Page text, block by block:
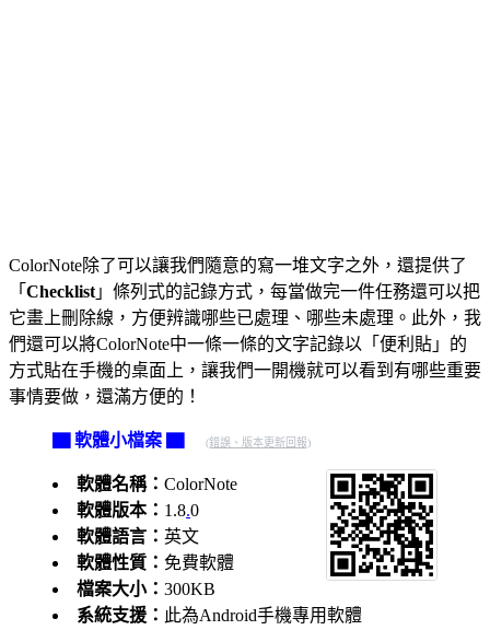
ColorNote除了可以讓我們隨意的寫一堆文字之外，還提供了
「 Checklist 」條列式的記錄方式，每當做完一件任務還可以把
它畫上刪除線，方便辨識哪些已處理、哪些未處理。此外，我
們還可以將ColorNote中一條一條的文字記錄以「便利貼」的
方式貼在手機的桌面上，讓我們一開機就可以看到有哪些重要
事情要做，還滿方便的！
▇ 軟體小檔案 ▇ (錯誤、版本更新回報)
軟體名稱： ColorNote
軟體版本： 1.8.0
軟體語言： 英文
軟體性質： 免費軟體
檔案大小： 300KB
系統支援： 此為Android手機專用軟體